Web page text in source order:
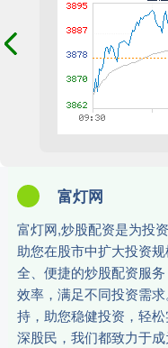
富灯网
富灯网,炒股配资是为投
助您在股市中扩大投资
全、便捷的炒股配资服
效率，满足不同投资需
持，助您稳健投资，轻
深股民，我们都致力于